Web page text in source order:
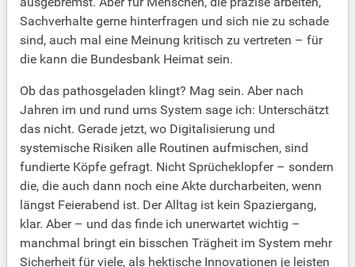
Sachverhalte gerne hinterfragen und sich nie zu schade
sind, auch mal eine Meinung kritisch zu vertreten – für
die kann die Bundesbank Heimat sein.
Ob das pathosgeladen klingt? Mag sein. Aber nach
Jahren im und rund ums System sage ich: Unterschätzt
das nicht. Gerade jetzt, wo Digitalisierung und
systemische Risiken alle Routinen aufmischen, sind
fundierte Köpfe gefragt. Nicht Sprücheklopfer – sondern
die, die auch dann noch eine Akte durcharbeiten, wenn
längst Feierabend ist. Der Alltag ist kein Spaziergang,
klar. Aber – und das finde ich unerwartet wichtig –
manchmal bringt ein bisschen Trägheit im System mehr
Sicherheit für viele, als hektische Innovationen je leisten